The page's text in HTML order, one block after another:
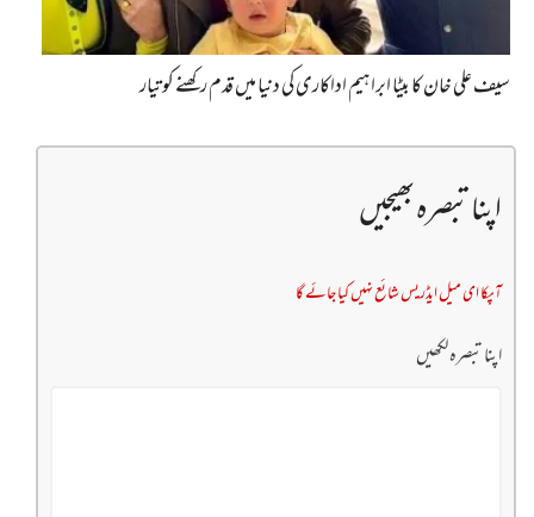
سیف علی خان کا بیٹا ابراہیم اداکاری کی دنیا میں قدم رکھنے کو تیار
اپنا تبصرہ بھیجیں
آپکا ای میل ایڈریس شائع نہیں کیا جائے گا
اپنا تبصرہ لکھیں